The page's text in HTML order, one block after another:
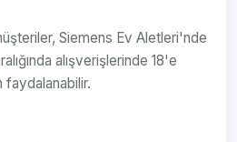
Siemens Ev Aletleri'nde
alışverişlerinde 18'e
faydalanabilir.